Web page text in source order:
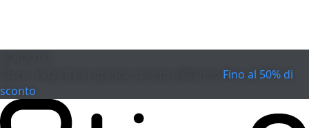
Fino al 50% di
sconto